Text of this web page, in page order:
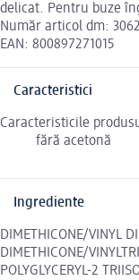
delicat. Pentru buze
Număr articol dm:
EAN: 800897271015
Caracteristici
Caracteristicile
fără acetonă
Ingrediente
DIMETHICONE/VINYL
DIMETHICONE/
POLYGLYCERYL-2